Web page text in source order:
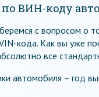
ВИН-коду
с вопросом о
кода. Как вы уже
все
автомобиля – год